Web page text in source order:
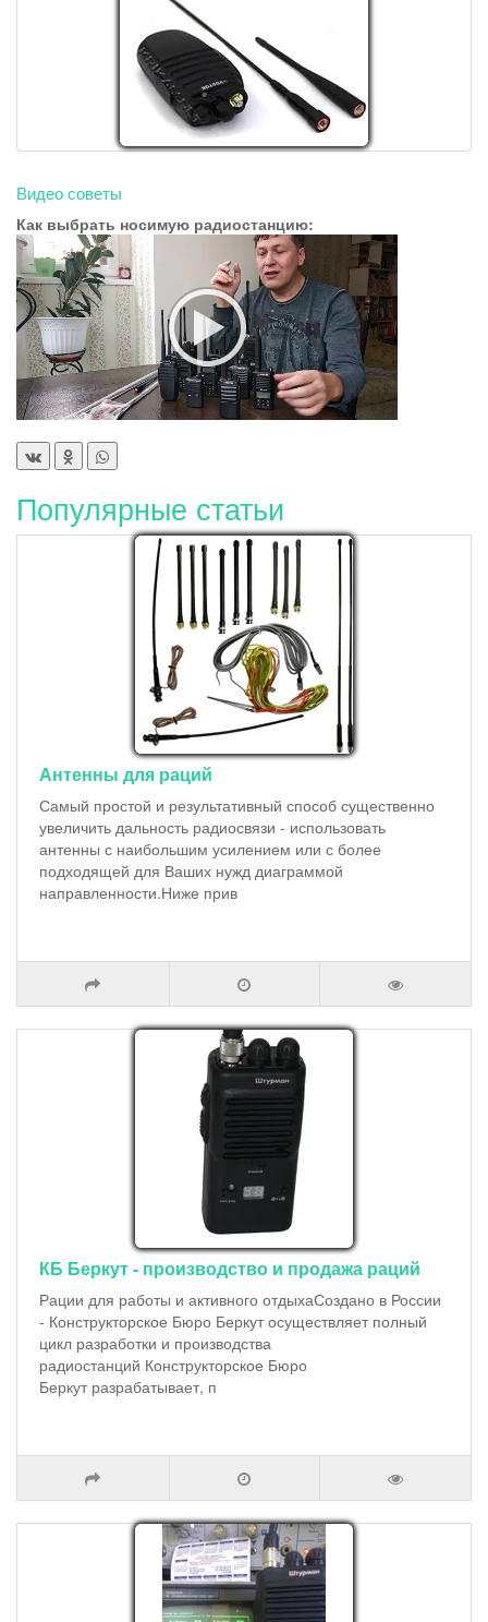
Видео советы
Как выбрать носимую радиостанцию:
Популярные статьи
Антенны для раций
Самый простой и результативный способ существенно
увеличить дальность радиосвязи - использовать
антенны с наибольшим усилением или с более
подходящей для Ваших нужд диаграммой
направленности.Ниже прив
КБ Беркут - производство и продажа раций
Рации для работы и активного отдыхаСоздано в России
- Конструкторское Бюро Беркут осуществляет полный
цикл разработки и производства
радиостанций Конструкторское Бюро
Беркут разрабатывает, п